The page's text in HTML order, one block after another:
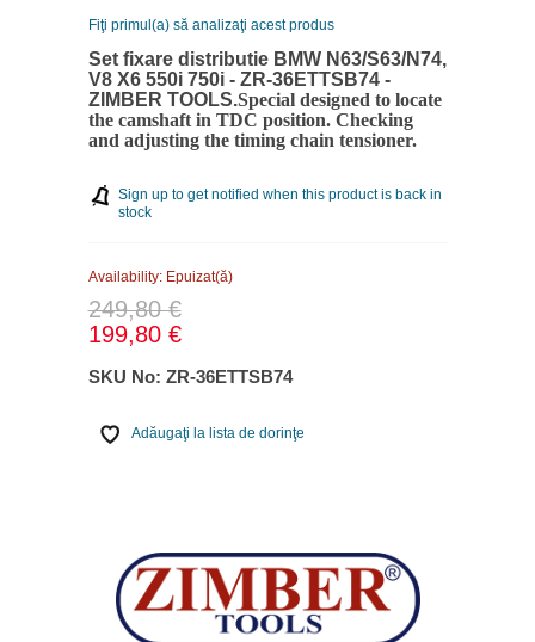
Fiţi primul(a) să analizaţi acest produs
Set fixare distributie BMW N63/S63/N74,
V8 X6 550i 750i - ZR-36ETTSB74 -
ZIMBER TOOLS.Special designed to locate
the camshaft in TDC position. Checking
and adjusting the timing chain tensioner.
Sign up to get notified when this product is back in
stock
Availability: Epuizat(ă)
249,80 €
199,80 €
SKU No: ZR-36ETTSB74
Adăugaţi la lista de dorinţe